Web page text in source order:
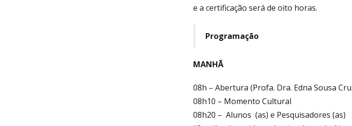
e a certificação será de oito horas.
Programação
MANHÃ
08h – Abertura (Profa. Dra. Edna Sousa
08h10 – Momento Cultural
08h20 – Alunos (as) e Pesquisadores (as)